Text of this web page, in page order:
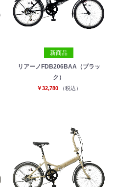
新商品
リアーノFDB206BAA（ブラッ
ク）
￥32,780 （税込）